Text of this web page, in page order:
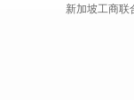
新加坡工商联